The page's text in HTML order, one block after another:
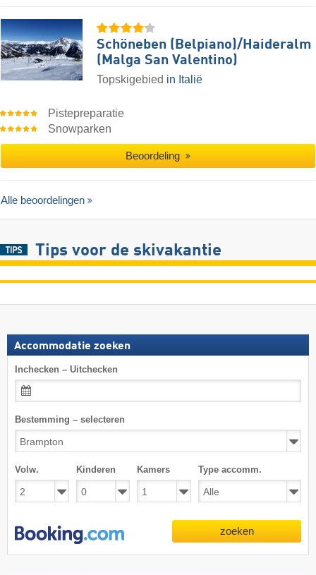
Schöneben (Belpiano)/​Haideralm
(Malga San Valentino)
Topskigebied in Italië
Pistepreparatie
Snowparken
Beoordeling
Alle beoordelingen
Tips voor de skivakantie
Accommodatie zoeken
Inchecken – Uitchecken
Bestemming – selecteren
Volw. Kinderen Kamers Type accomm.
zoeken